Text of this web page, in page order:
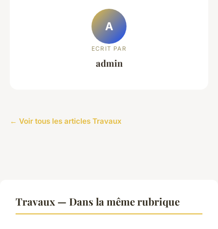
A
ECRIT PAR
admin
← Voir tous les articles Travaux
Travaux — Dans la même rubrique